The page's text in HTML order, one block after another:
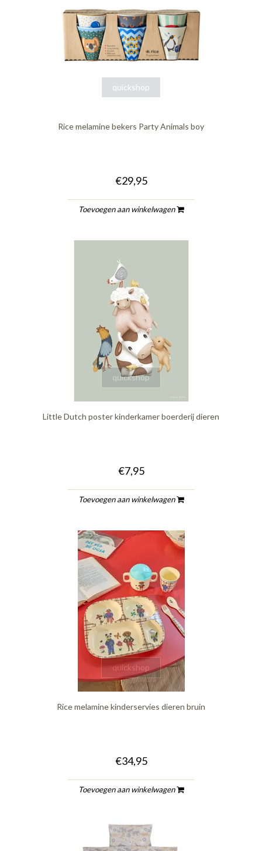
quickshop
Rice melamine bekers Party Animals boy
€29,95
Toevoegen aan winkelwagen
quickshop
Little Dutch poster kinderkamer boerderij dieren
€7,95
Toevoegen aan winkelwagen
quickshop
Rice melamine kinderservies dieren bruin
€34,95
Toevoegen aan winkelwagen